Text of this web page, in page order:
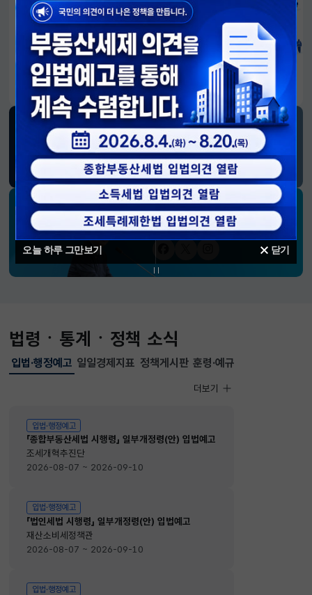
오늘 하루 그만보기 닫기
알림판
국민이 만든 대전환의 길-회복과 도약, 모두의 1년
재정경제부 SNS 소식
블로그페이스북트위터(X)유튜브인스타그램
소통하는 경제 리더 구윤철 장관의
SNS 채널
법령ㆍ통계ㆍ정책 소식
입법·행정예고
선택됨
입법·행정예고
입법·행정예고
「종합부동산세법 시행령」 일부개정령(안) 입법예고
조세개혁추진단
2026-08-07 ~ 2026-09-10
입법·행정예고
「법인세법 시행령」 일부개정령(안) 입법예고
재산소비세정책관
2026-08-07 ~ 2026-09-10
입법·행정예고
입법·행정예고
더보기
일일경제지표 정책게시판 훈령·예규